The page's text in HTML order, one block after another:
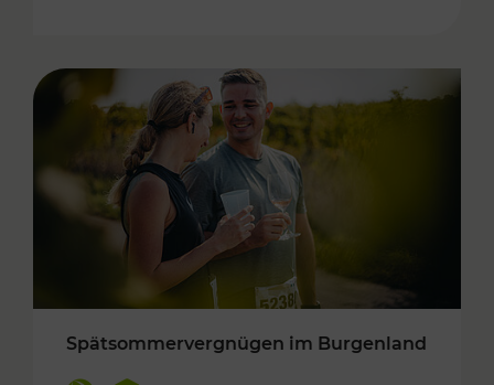
Spätsommervergnügen im Burgenland